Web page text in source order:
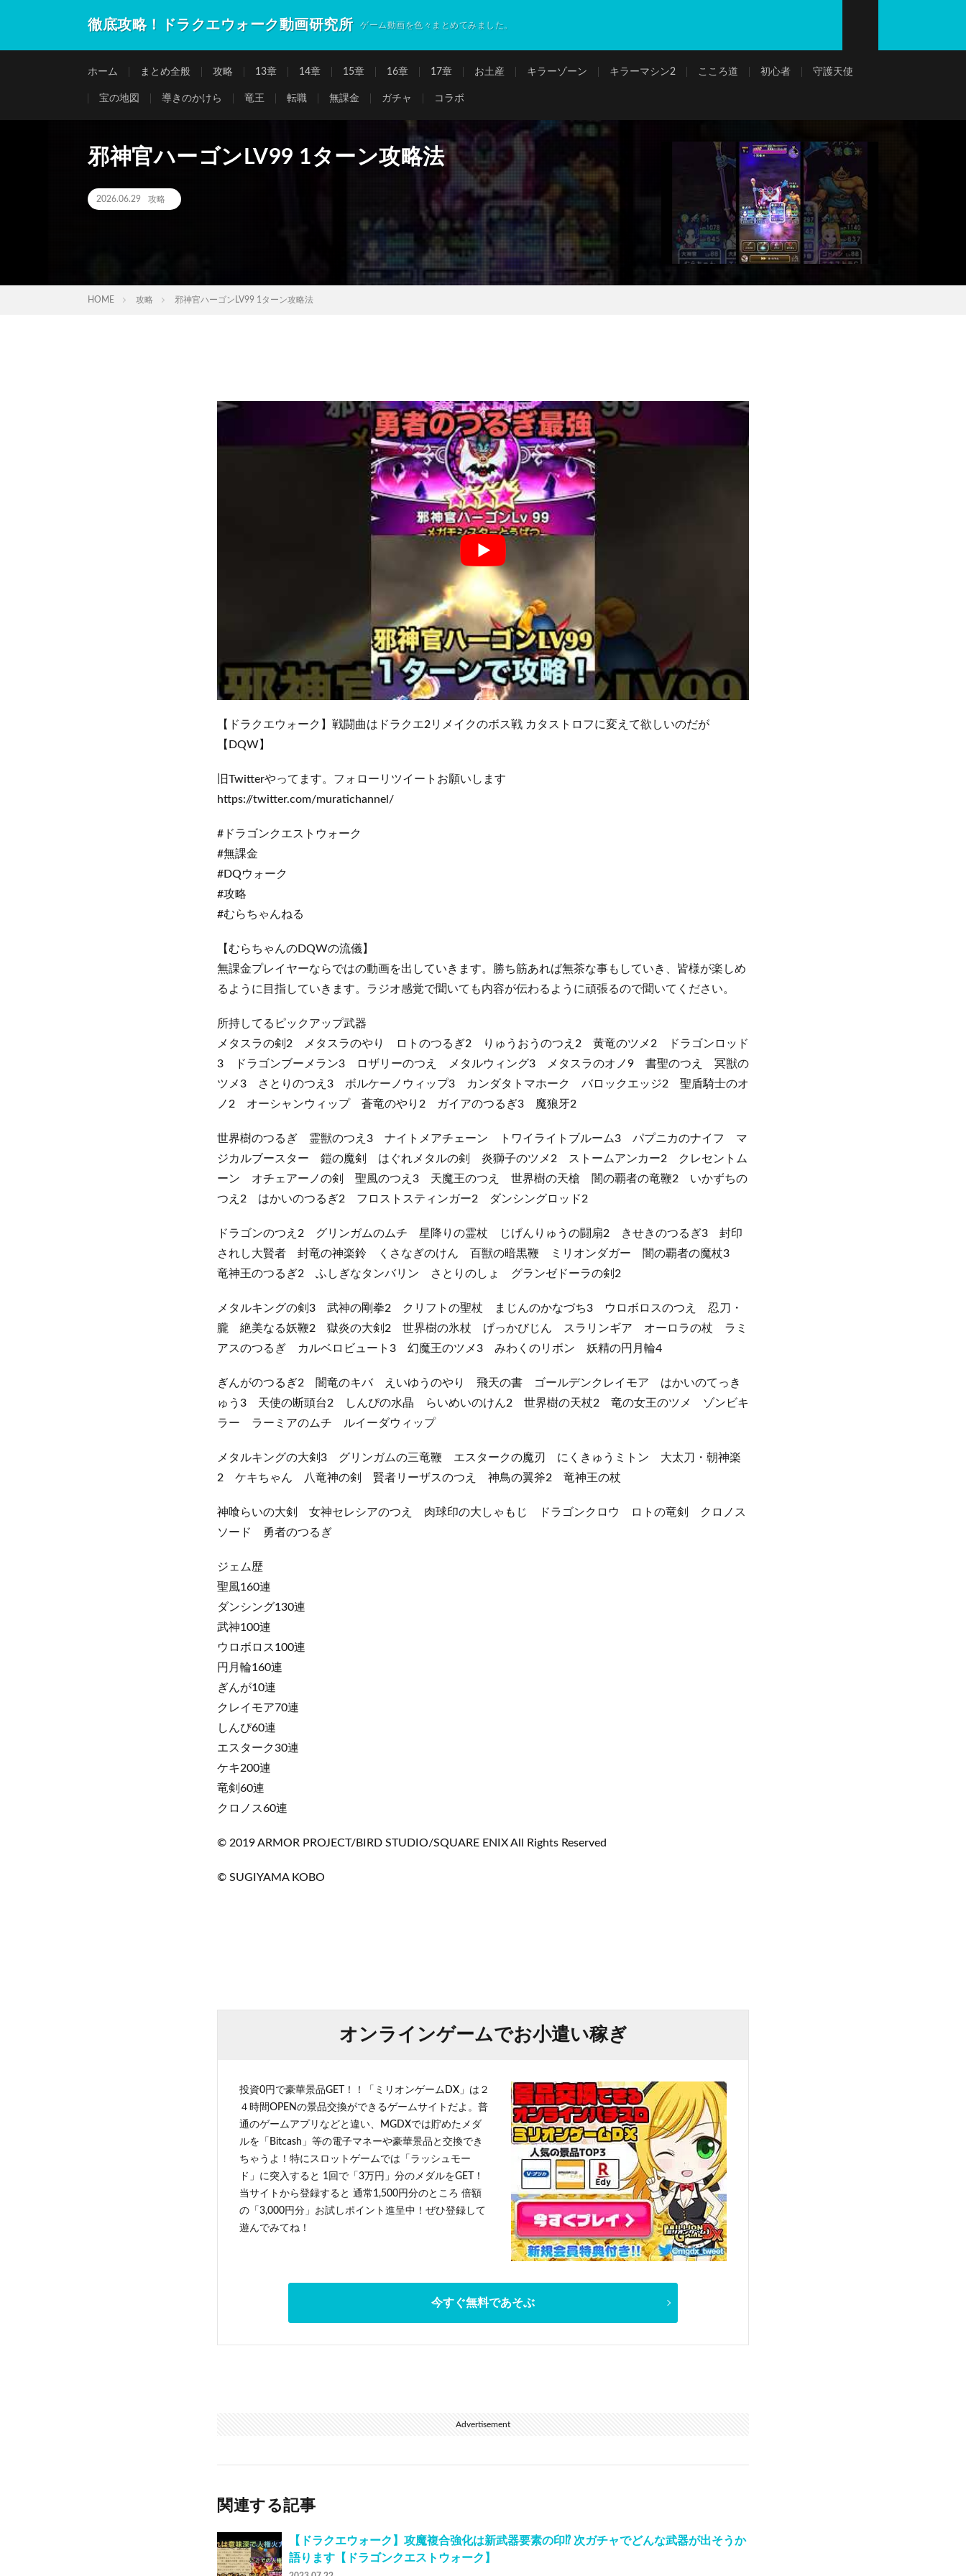
徹底攻略！ドラクエウォーク動画研究所 ゲーム動画を色々まとめてみました。
ホーム まとめ全般 攻略 13章 14章 15章 16章 17章 お土産 キラーゾーン キラーマシン2 こころ道 初心者 守護天使
宝の地図 導きのかけら 竜王 転職 無課金 ガチャ コラボ
邪神官ハーゴンLV99 1ターン攻略法
2026.06.29 攻略
HOME 攻略 邪神官ハーゴンLV99 1ターン攻略法
【ドラクエウォーク】戦闘曲はドラクエ2リメイクのボス戦 カタストロフに変えて欲しいのだが
【DQW】
旧Twitterやってます。フォローリツイートお願いします
https://twitter.com/muratichannel/
#ドラゴンクエストウォーク
#無課金
#DQウォーク
#攻略
#むらちゃんねる
【むらちゃんのDQWの流儀】
無課金プレイヤーならではの動画を出していきます。勝ち筋あれば無茶な事もしていき、皆様が楽しめ
るように目指していきます。ラジオ感覚で聞いても内容が伝わるように頑張るので聞いてください。
所持してるピックアップ武器
メタスラの剣2 メタスラのやり ロトのつるぎ2 りゅうおうのつえ2 黄竜のツメ2 ドラゴンロッド
3 ドラゴンブーメラン3 ロザリーのつえ メタルウィング3 メタスラのオノ9 書聖のつえ 冥獣の
ツメ3 さとりのつえ3 ボルケーノウィップ3 カンダタトマホーク バロックエッジ2 聖盾騎士のオ
ノ2 オーシャンウィップ 蒼竜のやり2 ガイアのつるぎ3 魔狼牙2
世界樹のつるぎ 霊獣のつえ3 ナイトメアチェーン トワイライトブルーム3 パプニカのナイフ マ
ジカルブースター 鎧の魔剣 はぐれメタルの剣 炎獅子のツメ2 ストームアンカー2 クレセントム
ーン オチェアーノの剣 聖風のつえ3 天魔王のつえ 世界樹の天槍 闇の覇者の竜鞭2 いかずちの
つえ2 はかいのつるぎ2 フロストスティンガー2 ダンシングロッド2
ドラゴンのつえ2 グリンガムのムチ 星降りの霊杖 じげんりゅうの闘扇2 きせきのつるぎ3 封印
されし大賢者 封竜の神楽鈴 くさなぎのけん 百獣の暗黒鞭 ミリオンダガー 闇の覇者の魔杖3
竜神王のつるぎ2 ふしぎなタンバリン さとりのしょ グランゼドーラの剣2
メタルキングの剣3 武神の剛拳2 クリフトの聖杖 まじんのかなづち3 ウロボロスのつえ 忍刀・
朧 絶美なる妖鞭2 獄炎の大剣2 世界樹の氷杖 げっかびじん スラリンギア オーロラの杖 ラミ
アスのつるぎ カルベロビュート3 幻魔王のツメ3 みわくのリボン 妖精の円月輪4
ぎんがのつるぎ2 闇竜のキバ えいゆうのやり 飛天の書 ゴールデンクレイモア はかいのてっき
ゅう3 天使の断頭台2 しんぴの水晶 らいめいのけん2 世界樹の天杖2 竜の女王のツメ ゾンビキ
ラー ラーミアのムチ ルイーダウィップ
メタルキングの大剣3 グリンガムの三竜鞭 エスタークの魔刃 にくきゅうミトン 大太刀・朝神楽
2 ケキちゃん 八竜神の剣 賢者リーザスのつえ 神鳥の翼斧2 竜神王の杖
神喰らいの大剣 女神セレシアのつえ 肉球印の大しゃもじ ドラゴンクロウ ロトの竜剣 クロノス
ソード 勇者のつるぎ
ジェム歴
聖風160連
ダンシング130連
武神100連
ウロボロス100連
円月輪160連
ぎんが10連
クレイモア70連
しんぴ60連
エスターク30連
ケキ200連
竜剣60連
クロノス60連
©︎ 2019 ARMOR PROJECT/BIRD STUDIO/SQUARE ENIX All Rights Reserved
©︎ SUGIYAMA KOBO
オンラインゲームでお小遣い稼ぎ
投資0円で豪華景品GET！！「ミリオンゲームDX」は２
４時間OPENの景品交換ができるゲームサイトだよ。普
通のゲームアプリなどと違い、MGDXでは貯めたメダ
ルを「Bitcash」等の電子マネーや豪華景品と交換でき
ちゃうよ！特にスロットゲームでは「ラッシュモー
ド」に突入すると 1回で「3万円」分のメダルをGET！
当サイトから登録すると 通常1,500円分のところ 倍額
の「3,000円分」お試しポイント進呈中！ぜひ登録して
遊んでみてね！
今すぐ無料であそぶ
Advertisement
関連する記事
【ドラクエウォーク】攻魔複合強化は新武器要素の印⁉︎ 次ガチャでどんな武器が出そうか
語ります【ドラゴンクエストウォーク】